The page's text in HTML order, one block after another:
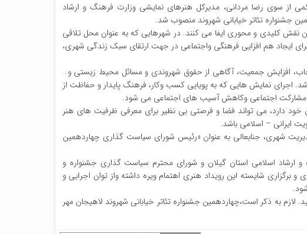
از سوی رضا مردانی، مدیرکل هنرهای نمایشی وزارت فرهنگ و ارشاد
جشنواره تئاتر خیابانی شهروند منصوب شد.
کلیدى و محورى ایفا مى کنند. در شهرهایى که به عنوان محل تلاقى
ایجاد هم افزایى فرهنگى واجتماعى در جهت ارتقاى سبک زندگى شهرى،
افزایش جمعیت، آگاهى از حقوق شهروندى و مسائل محیط زیستى و…
اجراى نمایش هایى که به پویایى کسب وکار، فرهنگ پایدار و حفاظت از
مشارکت اجتماعى وکاهش آسیب هاى اجتماعى مى شود.
خود دارد، مى تواند فضا و فرصتى بى نظیر براى معرفى ظرفیت هاى هنر
ایرانى – اسلامى باشد.
شهرى، جنابعالى به عنوان «رئیس شوراى سیاست گذارى چهاردهمین
ارشاد اسلامى استان گیلان و شوراى محترم سیاست گذارى جشنواره و
شایسته این رویداد هنرى اهتمام ویره داشته واز توان اجرایى و
لازم به ذکر است،چهاردهمین جشنواره تئاتر خیابانی شهروند لاهیجان مهر